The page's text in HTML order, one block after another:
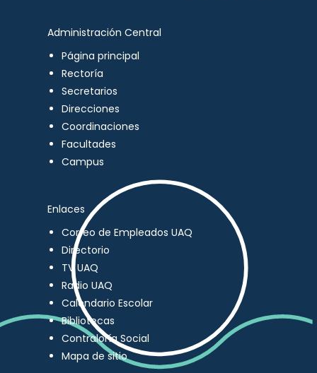
Administración Central
Página principal
Rectoría
Secretarios
Direcciones
Coordinaciones
Facultades
Campus
Enlaces
Correo de Empleados UAQ
Directorio
TV UAQ
Radio UAQ
Calendario Escolar
Bibliotecas
Contraloría Social
Mapa de sitio